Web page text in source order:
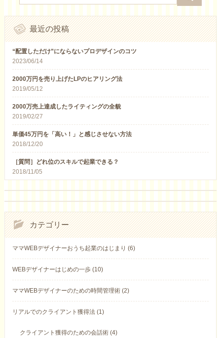
最近の投稿
“配置しただけ”にならないプロデザインのコツ
2023/06/14
2000万円を売り上げたLPのヒアリング法
2019/05/12
2000万売上達成したライティングの全貌
2019/02/27
単価45万円を「高い！」と感じさせない方法
2018/12/20
［質問］どれ位のスキルで起業できる？
2018/11/05
カテゴリー
ママWEBデザイナーおうち起業のはじまり (6)
WEBデザイナーはじめの一歩 (10)
ママWEBデザイナーのための時間管理術 (2)
リアルでのクライアント獲得法 (1)
クライアント獲得のための会話術 (4)